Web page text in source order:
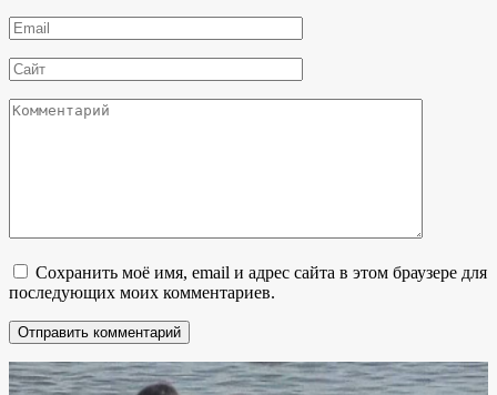
*
Email
*
Сайт
Комментарий
Сохранить моё имя, email и адрес сайта в этом браузере для
последующих моих комментариев.